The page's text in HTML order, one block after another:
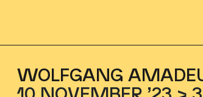
WOLFGANG
10 NOVEMBER ’23 >